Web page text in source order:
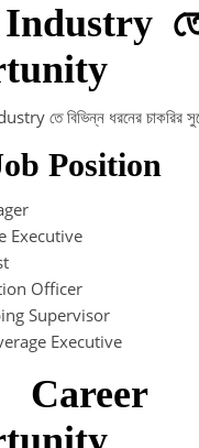
তে বিভিন্ন ধরনের চাকরির
Position
Executive
Officer
Supervisor
Executive